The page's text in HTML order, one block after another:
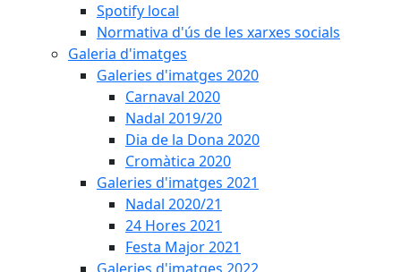
Spotify local
Normativa d'ús de les xarxes socials
Galeria d'imatges
Galeries d'imatges 2020
Carnaval 2020
Nadal 2019/20
Dia de la Dona 2020
Cromàtica 2020
Galeries d'imatges 2021
Nadal 2020/21
24 Hores 2021
Festa Major 2021